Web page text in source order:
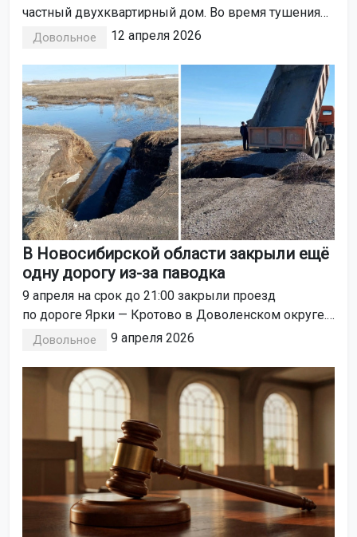
частный двухквартирный дом. Во время тушения
огня спасатели обнаружили тело.
Довольное 12 апреля 2026
В Новосибирской области закрыли ещё
одну дорогу из-за паводка
9 апреля на срок до 21:00 закрыли проезд
по дороге Ярки — Кротово в Доволенском округе.
Талые воды повредили дорожное полотно
Довольное 9 апреля 2026